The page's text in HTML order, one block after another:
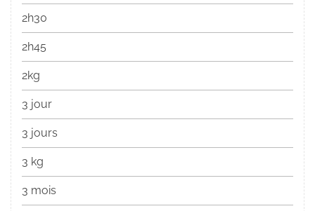
2h30
2h45
2kg
3 jour
3 jours
3 kg
3 mois